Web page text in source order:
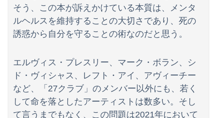
そう、この本が訴えかけている本質は、メンタ
ルヘルスを維持することの大切さであり、死の
誘惑から自分を守ることの術なのだと思う。
エルヴィス・プレスリー、マーク・ボラン、シ
ド・ヴィシャス、レフト・アイ、アヴィーチー
など、「27クラブ」のメンバー以外にも、若く
して命を落としたアーティストは数多い。そし
て言うまでもなく、この問題は2021年において